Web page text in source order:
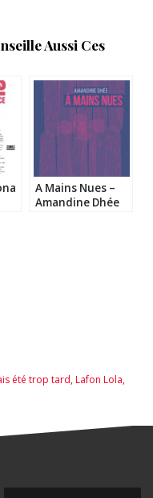
Aussi Ces
A Mains Nues –
Amandine Dhée
été trop tard,Lafon Lola,